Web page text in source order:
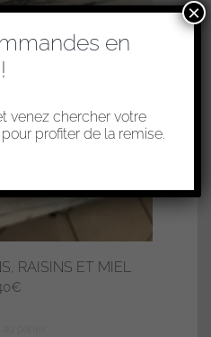
RAISINS ET MIEL
€
en
venez chercher votre
profiter de la remise.
×